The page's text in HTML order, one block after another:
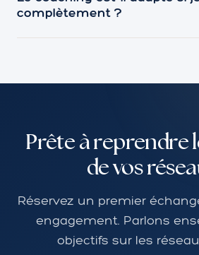
à le faire vous-même. Vous
complètement ?
accompagne depuis les bases,
Prête à reprendre
de vos
Réservez un premier
engagement. Parlons
objectifs sur les